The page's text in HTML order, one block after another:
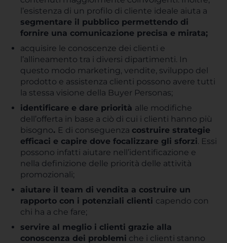
l’esistenza di un profilo di cliente ideale aiuta a
segmentare il pubblico permettendo di
fornire una comunicazione precisa e mirata;
acquisire le conoscenze dei clienti e
l’allineamento tra i diversi dipartimenti. In
questo modo marketing, vendite, sviluppo del
prodotto e assistenza clienti possono avere tutti
la stessa visione della Buyer Personas;
identificare e dare priorità alle modifiche
dell’offerta in base a ciò di cui i clienti hanno più
bisogno. E di conseguenza costruire strategie
efficaci e capire dove focalizzare gli sforzi. Essi
possono infatti aiutare nell’identificazione e
nella definizione delle priorità delle attività
promozionali;
aiutare il team di vendita a costruire un
rapporto con i potenziali clienti capendo con
chi ha a che fare;
servire al meglio i clienti grazie alla
conoscenza dei problemi che i clienti stanno